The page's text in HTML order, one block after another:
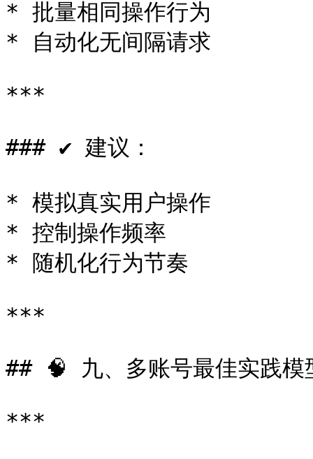
* 批量相同操作行为
* 自动化无间隔请求
***
### ✔ 建议：
* 模拟真实用户操作
* 控制操作频率
* 随机化行为节奏
***
## 🧠 九、多账号最佳实践模
***